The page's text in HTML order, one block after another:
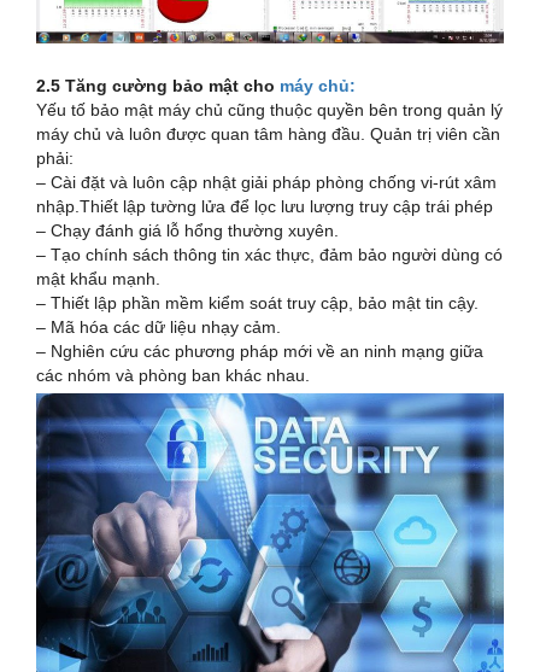
2.5 Tăng cường bảo mật cho máy chủ:
Yếu tố bảo mật máy chủ cũng thuộc quyền bên trong quản lý
máy chủ và luôn được quan tâm hàng đầu. Quản trị viên cần
phải:
– Cài đặt và luôn cập nhật giải pháp phòng chống vi-rút xâm
nhập.Thiết lập tường lửa để lọc lưu lượng truy cập trái phép
– Chạy đánh giá lỗ hổng thường xuyên.
– Tạo chính sách thông tin xác thực, đảm bảo người dùng có
mật khẩu mạnh.
– Thiết lập phần mềm kiểm soát truy cập, bảo mật tin cậy.
– Mã hóa các dữ liệu nhạy cảm.
– Nghiên cứu các phương pháp mới về an ninh mạng giữa
các nhóm và phòng ban khác nhau.